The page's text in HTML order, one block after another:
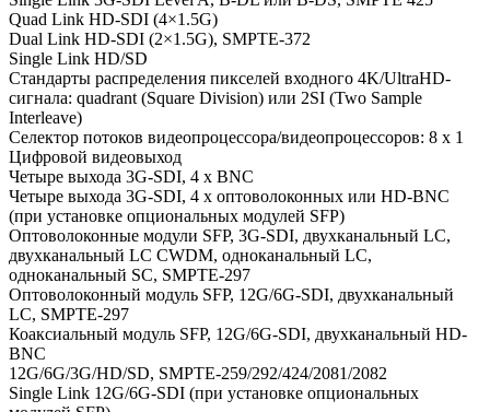
Quad Link HD-SDI (4×1.5G)
Dual Link HD-SDI (2×1.5G), SMPTE-372
Single Link HD/SD
Стандарты распределения пикселей входного 4K/UltraHD-
сигнала: quadrant (Square Division) или 2SI (Two Sample
Interleave)
Селектор потоков видеопроцессора/видеопроцессоров: 8 x 1
Цифровой видеовыход
Четыре выхода 3G-SDI, 4 x BNC
Четыре выхода 3G-SDI, 4 x оптоволоконных или HD-BNC
(при установке опциональных модулей SFP)
Оптоволоконные модули SFP, 3G-SDI, двухканальный LC,
двухканальный LC CWDM, одноканальный LC,
одноканальный SC, SMPTE-297
Оптоволоконный модуль SFP, 12G/6G-SDI, двухканальный
LC, SMPTE-297
Коаксиальный модуль SFP, 12G/6G-SDI, двухканальный HD-
BNC
12G/6G/3G/HD/SD, SMPTE-259/292/424/2081/2082
Single Link 12G/6G-SDI (при установке опциональных